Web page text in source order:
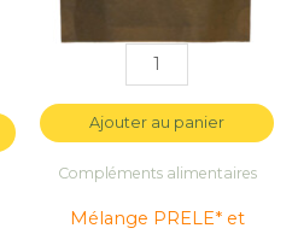
Ajouter au panier
Compléments alimentaires
Mélange PRELE* et